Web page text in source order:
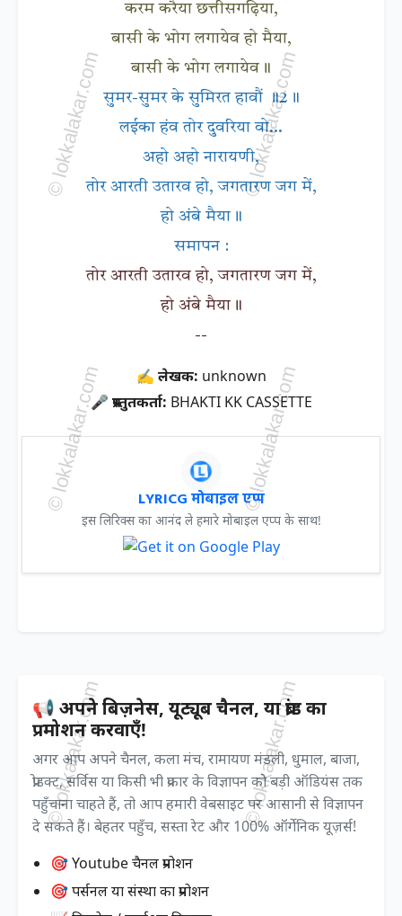
करम करैया छत्तीसगढ़िया,
बासी के भोग लगायेव हो मैया,
बासी के भोग लगायेव॥
सुमर-सुमर के सुमिरत हावौं ॥2॥
लईका हंव तोर दुवरिया वो...
अहो अहो नारायणी,
तोर आरती उतारव हो, जगतारण जग में,
हो अंबे मैया॥
समापन :
तोर आरती उतारव हो, जगतारण जग में,
हो अंबे मैया॥
--
✍ लेखक: unknown
🎤 प्रस्तुतकर्ता: BHAKTI KK CASSETTE
LYRICG मोबाइल एप्प
इस लिरिक्स का आनंद ले हमारे मोबाइल एप्प के साथ!
📢 अपने बिज़नेस, यूट्यूब चैनल, या ब्रांड का
प्रमोशन करवाएँ!
अगर आप अपने चैनल, कला मंच, रामायण मंडली, धुमाल, बाजा,
प्रोडक्ट, सर्विस या किसी भी प्रकार के विज्ञापन को बड़ी ऑडियंस तक
पहुँचाना चाहते हैं, तो आप हमारी वेबसाइट पर आसानी से विज्ञापन
दे सकते हैं। बेहतर पहुँच, सस्ता रेट और 100% ऑर्गेनिक यूज़र्स!
🎯 Youtube चैनल प्रमोशन
🎯 पर्सनल या संस्था का प्रमोशन